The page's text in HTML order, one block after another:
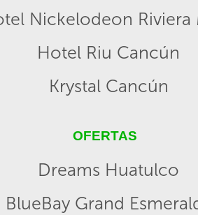
Nickelodeon Riviera
Hotel Riu Cancún
Krystal Cancún
OFERTAS
Dreams Huatulco
BlueBay Grand